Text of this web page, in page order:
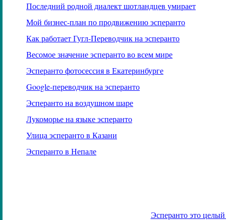
Последний родной диалект шотландцев умирает
Мой бизнес-план по продвижению эсперанто
Как работает Гугл-Переводчик на эсперанто
Весомое значение эсперанто во всем мире
Эсперанто фотосессия в Екатеринбурге
Google-переводчик на эсперанто
Эсперанто на воздушном шаре
Лукоморье на языке эсперанто
Улица эсперанто в Казани
Эсперанто в Непале
Эсперанто это